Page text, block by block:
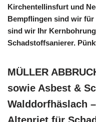
Kirchentellinsfurt und
Bempflingen sind wir
sind wir Ihr
Schadstoffsanierer.
MÜLLER
sowie Asbest &
Walddorfhäslach